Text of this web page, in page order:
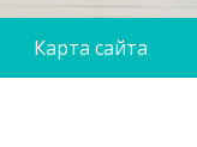
Карта сайта